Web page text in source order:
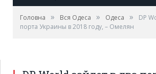
Головна » Вся Одеса » Одеса »
DP
порта Украины в 2018 году, – Омелян